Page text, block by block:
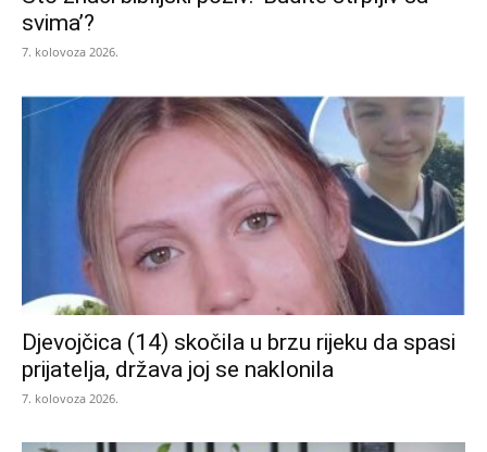
svima’?
7. kolovoza 2026.
Djevojčica (14) skočila u brzu rijeku da spasi
prijatelja, država joj se naklonila
7. kolovoza 2026.